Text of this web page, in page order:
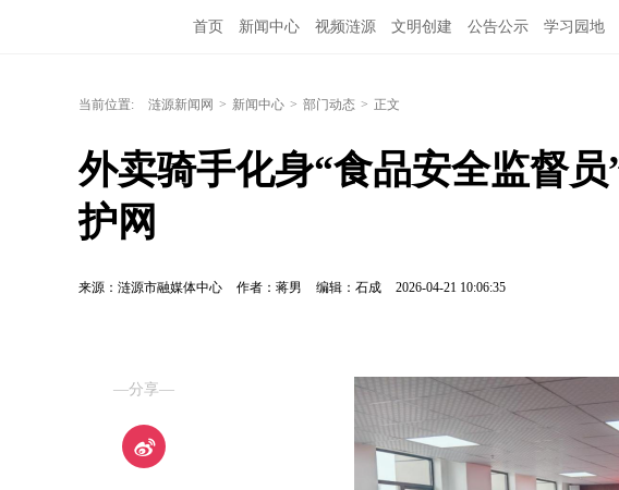
首页 新闻中心 视频涟源 文明创建 公告公示 学习园地
当前位置: 涟源新闻网 > 新闻中心 > 部门动态 > 正文
外卖骑手化身“食品安全监督
护网
来源：涟源市融媒体中心 作者：蒋男 编辑：石成 2026-04-21 10:06:35
—分享—